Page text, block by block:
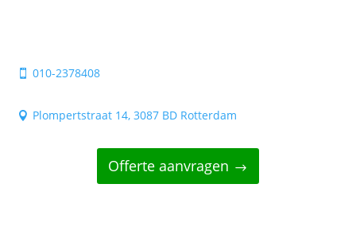
 010-2378408
 Plompertstraat 14, 3087 BD Rotterdam
Offerte aanvragen